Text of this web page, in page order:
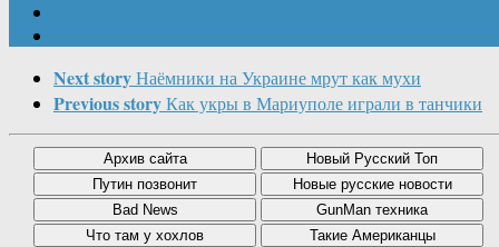
Next storyНаёмники на Украине мрут как мухи
Previous storyКак укры в Мариуполе играли в танчики